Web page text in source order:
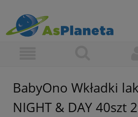
BabyOno Wkładki
NIGHT & DAY 40szt